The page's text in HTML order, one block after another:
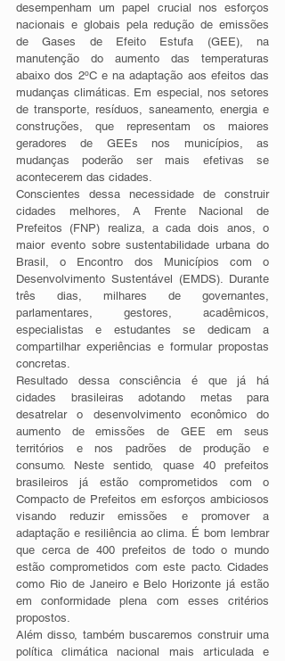
desempenham um papel crucial nos esforços
nacionais e globais pela redução de emissões
de Gases de Efeito Estufa (GEE), na
manutenção do aumento das temperaturas
abaixo dos 2ºC e na adaptação aos efeitos das
mudanças climáticas. Em especial, nos setores
de transporte, resíduos, saneamento, energia e
construções, que representam os maiores
geradores de GEEs nos municípios, as
mudanças poderão ser mais efetivas se
acontecerem das cidades.
Conscientes dessa necessidade de construir
cidades melhores, A Frente Nacional de
Prefeitos (FNP) realiza, a cada dois anos, o
maior evento sobre sustentabilidade urbana do
Brasil, o Encontro dos Municípios com o
Desenvolvimento Sustentável (EMDS). Durante
três dias, milhares de governantes,
parlamentares, gestores, acadêmicos,
especialistas e estudantes se dedicam a
compartilhar experiências e formular propostas
concretas.
Resultado dessa consciência é que já há
cidades brasileiras adotando metas para
desatrelar o desenvolvimento econômico do
aumento de emissões de GEE em seus
territórios e nos padrões de produção e
consumo. Neste sentido, quase 40 prefeitos
brasileiros já estão comprometidos com o
Compacto de Prefeitos em esforços ambiciosos
visando reduzir emissões e promover a
adaptação e resiliência ao clima. É bom lembrar
que cerca de 400 prefeitos de todo o mundo
estão comprometidos com este pacto. Cidades
como Rio de Janeiro e Belo Horizonte já estão
em conformidade plena com esses critérios
propostos.
Além disso, também buscaremos construir uma
política climática nacional mais articulada e